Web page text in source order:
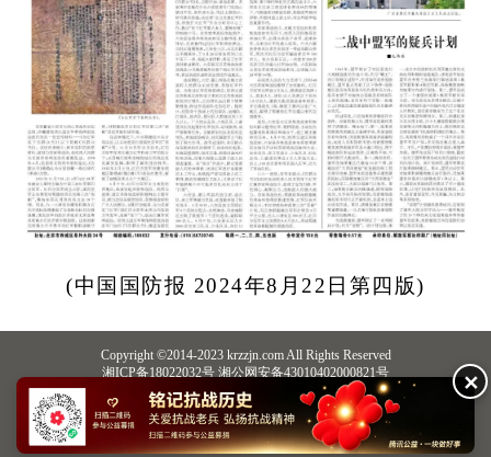
(中国国防报 2024年8月22日第四版)
Copyright ©2014-2023 krzzjn.com All Rights Reserved
湘ICP备18022032号 湘公网安备43010402000821号
中央网信办违法和不良信息举报中心
长沙市互联网违法和不良信息举报中心
不良信息举报电话：0731-85531328 19198230121（微信同号）
纠错电话：18182129125 15116420702
QQ：2652168198
✕